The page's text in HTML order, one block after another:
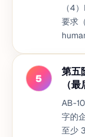
（4
要求
5
第五
（最
AB-
字的
至少